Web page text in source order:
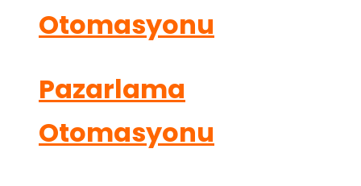
Otomasyonu
Pazarlama
Otomasyonu